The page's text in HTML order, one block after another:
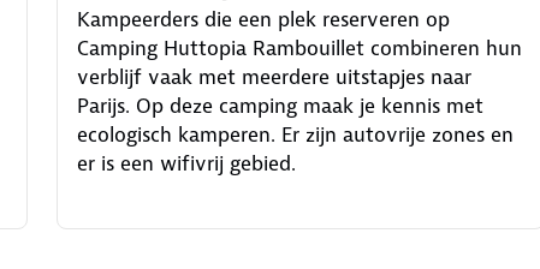
Kampeerders die een plek reserveren op
Camping Huttopia Rambouillet combineren hun
verblijf vaak met meerdere uitstapjes naar
Parijs. Op deze camping maak je kennis met
ecologisch kamperen. Er zijn autovrije zones en
er is een wifivrij gebied.